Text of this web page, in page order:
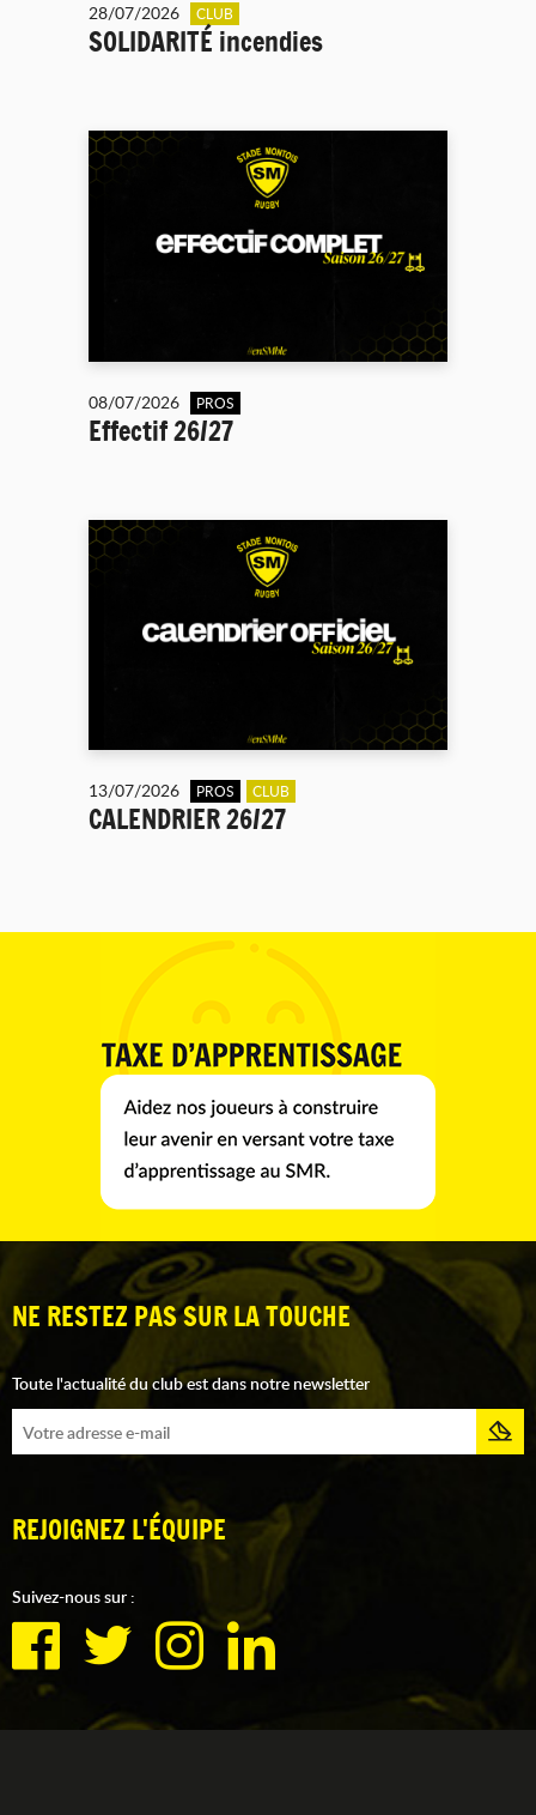
28/07/2026 CLUB
SOLIDARITÉ incendies
08/07/2026 PROS
Effectif 26/27
13/07/2026 PROS CLUB
CALENDRIER 26/27
NE RESTEZ PAS SUR LA TOUCHE
Toute l'actualité du club est dans notre newsletter
REJOIGNEZ L'ÉQUIPE
Suivez-nous sur :